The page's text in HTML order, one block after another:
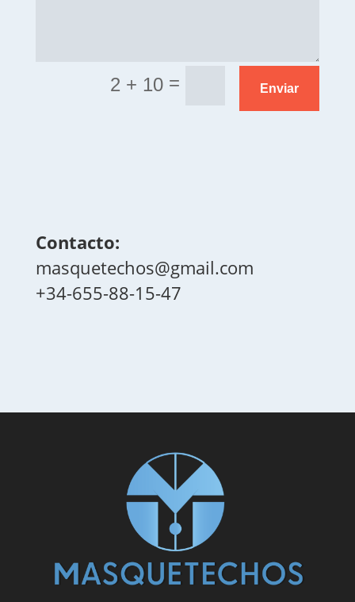
2 + 10 = Enviar
Contacto:
masquetechos@gmail.com
+34-655-88-15-47